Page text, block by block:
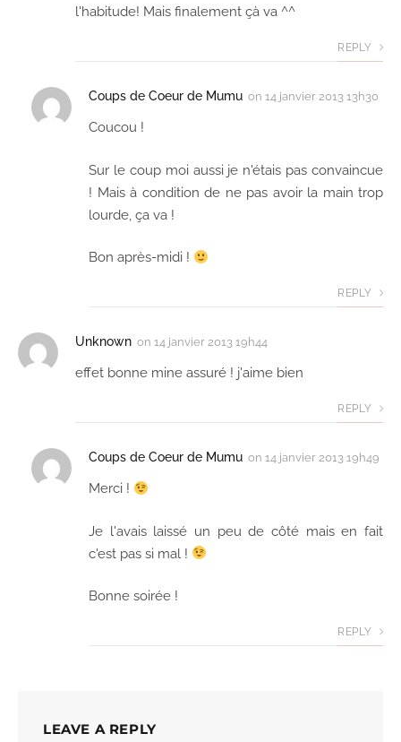
l'habitude! Mais finalement çà va ^^
REPLY
Coups de Coeur de Mumu on 14 janvier 2013 13h30
Coucou !
Sur le coup moi aussi je n'étais pas convaincue
! Mais à condition de ne pas avoir la main trop
lourde, ça va !
Bon après-midi !
REPLY
Unknown on 14 janvier 2013 19h44
effet bonne mine assuré ! j'aime bien
REPLY
Coups de Coeur de Mumu on 14 janvier 2013 19h49
Merci !
Je l'avais laissé un peu de côté mais en fait
c'est pas si mal !
Bonne soirée !
REPLY
LEAVE A REPLY